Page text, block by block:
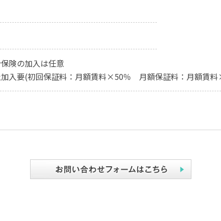
険の加入は任意
加入要(初回保証料：月額賃料×50％ 月額保証料：月額賃